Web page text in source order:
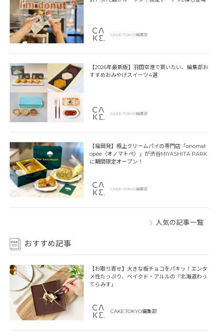
CAKE.TOKYO編集部
【2026年最新版】羽田空港で買いたい、編集部お
すすめおみやげスイーツ4選
CAKE.TOKYO編集部
【福岡発】極上クリームパイの専門店「onomat
opée（オノマトペ）」が渋谷MIYASHITA PARK
に期間限定オープン！
CAKE.TOKYO編集部
人気の記事一覧
おすすめ記事
【お取り寄せ】大きな板チョコをパキッ！エンタ
メ性たっぷり、ベイクド・アルルの「北海道わっ
てらみす」
CAKE.TOKYO編集部